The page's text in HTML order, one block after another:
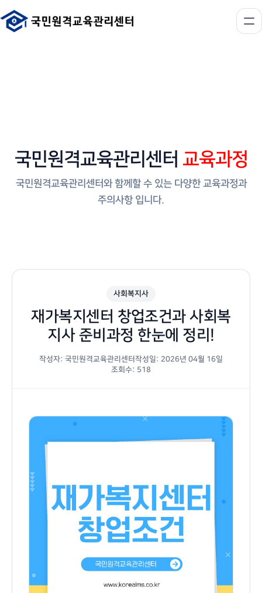
국민원격교육관리센터 교육과정
국민원격교육관리센터와 함께할 수 있는 다양한 교육과정과
주의사항 입니다.
사회복지사
재가복지센터 창업조건과 사회복
지사 준비과정 한눈에 정리!
작성자: 국민원격교육관리센터 작성일: 2026년 04월 16일
조회수: 518